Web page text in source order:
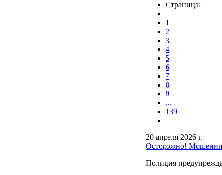
Страница:
1
2
3
4
5
6
7
8
9
...
139
20 апреля 2026 г.
Осторожно!
Полиция